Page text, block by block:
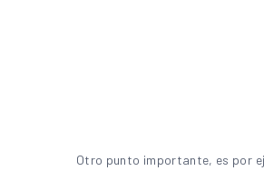
Otro punto importante, es por